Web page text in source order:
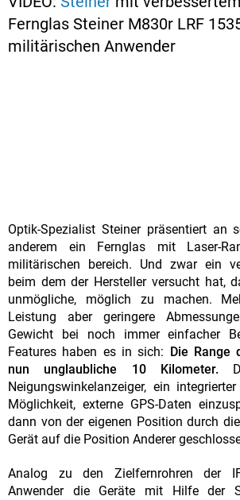
Fernglas Steiner M830r LRF
militärischen Anwender
Optik-Spezialist Steiner präsentiert an
anderem ein Fernglas mit Laser-
militärischen bereich. Und zwar ein
beim dem der Hersteller versucht hat,
unmögliche, möglich zu machen.
Leistung aber geringere
Gewicht bei noch immer einfacher
Features haben es in sich:
Die Range
nun unglaubliche 10 Kilometer.
Neigungswinkelanzeiger, ein
Möglichkeit, externe GPS-Daten
dann von der eigenen Position durch
Gerät auf die Position Anderer
Analog zu den Zielfernrohren der
Anwender die Geräte mit Hilfe der